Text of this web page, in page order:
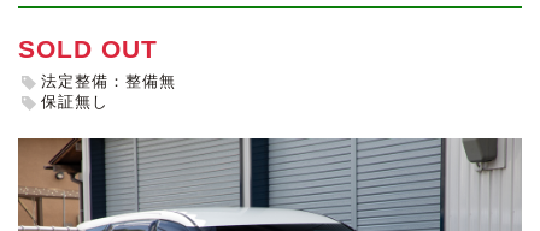
SOLD OUT
法定整備：整備無
保証無し